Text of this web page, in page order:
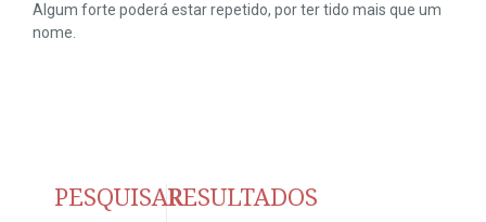
Algum forte poderá estar repetido, por ter tido mais que um
nome.
PESQUISARRESULTADOS